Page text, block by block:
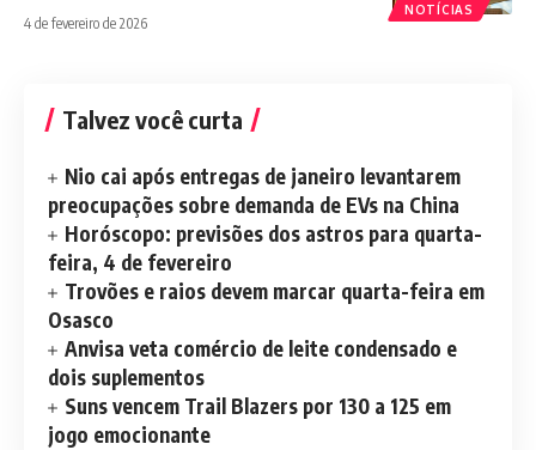
NOTÍCIAS
4 de fevereiro de 2026
Talvez você curta
Nio cai após entregas de janeiro levantarem
preocupações sobre demanda de EVs na China
Horóscopo: previsões dos astros para quarta-
feira, 4 de fevereiro
Trovões e raios devem marcar quarta-feira em
Osasco
Anvisa veta comércio de leite condensado e
dois suplementos
Suns vencem Trail Blazers por 130 a 125 em
jogo emocionante